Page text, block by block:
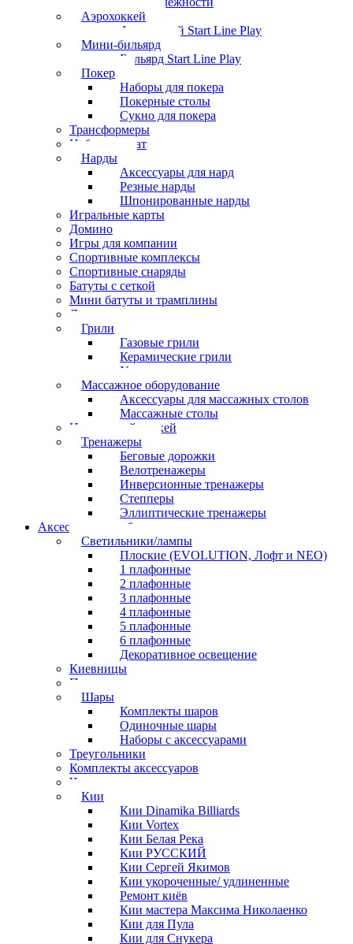
Аэрохоккей
Аэрохоккей Start Line Play
Мини-бильярд
Бильярд Start Line Play
Покер
Наборы для покера
Покерные столы
Сукно для покера
Трансформеры
Набор шахмат
Нарды
Аксессуары для нард
Резные нарды
Шпонированные нарды
Игральные карты
Домино
Игры для компании
Спортивные комплексы
Спортивные снаряды
Батуты с сеткой
Мини батуты и трамплины
Дартс
Грили
Газовые грили
Керамические грили
Угольные грили
Массажное оборудование
Аксессуары для массажных столов
Массажные столы
Настольный хоккей
Тренажеры
Беговые дорожки
Велотренажеры
Инверсионные тренажеры
Степперы
Эллиптические тренажеры
Аксессуары для бильярда
Светильники/лампы
Плоские (EVOLUTION, Лофт и NEO)
1 плафонные
2 плафонные
3 плафонные
4 плафонные
5 плафонные
6 плафонные
Декоративное освещение
Киевницы
Полочки
Шары
Комплекты шаров
Одиночные шары
Наборы с аксессуарами
Треугольники
Комплекты аксессуаров
Часы
Кии
Кии Dinamika Billiards
Кии Vortex
Кии Белая Река
Кии РУССКИЙ
Кии Сергей Якимов
Кии укороченные/ удлиненные
Ремонт киёв
Кии мастера Максима Николаенко
Кии для Пула
Кии для Снукера